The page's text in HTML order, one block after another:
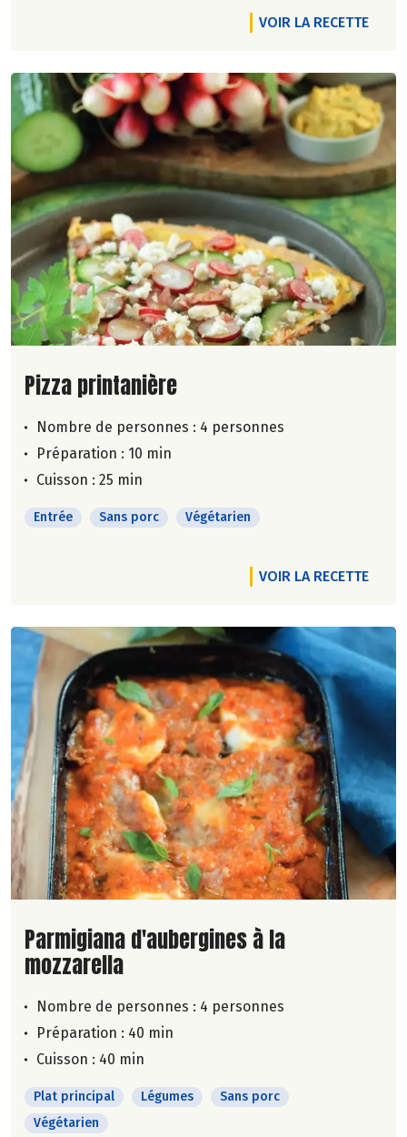
VOIR LA RECETTE
Lire la suite de la recette
Pizza printanière
Nombre de personnes : 4 personnes
Préparation : 10 min
Cuisson : 25 min
Entrée Sans porc Végétarien
VOIR LA RECETTE
Lire la suite de la recette
Parmigiana d'aubergines à la
mozzarella
Nombre de personnes : 4 personnes
Préparation : 40 min
Cuisson : 40 min
Plat principal Légumes
Sans porc
Végétarien